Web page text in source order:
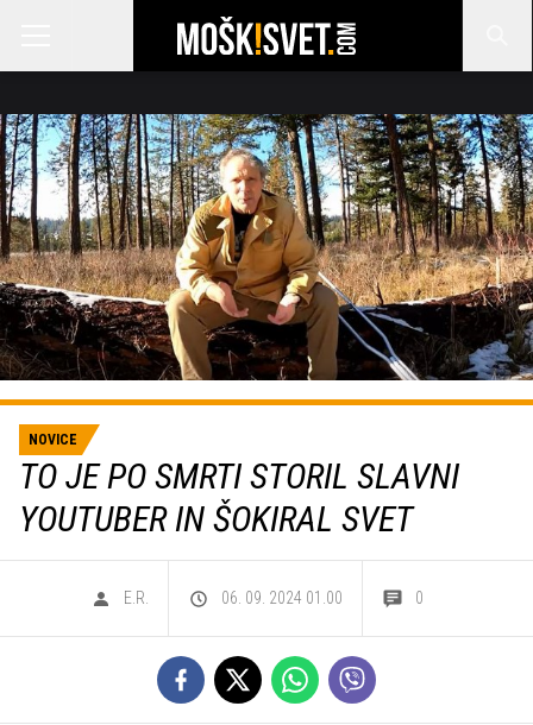
NOVICE
TO JE PO SMRTI STORIL SLAVNI
YOUTUBER IN ŠOKIRAL SVET
E.R. 06. 09. 2024 01.00 0